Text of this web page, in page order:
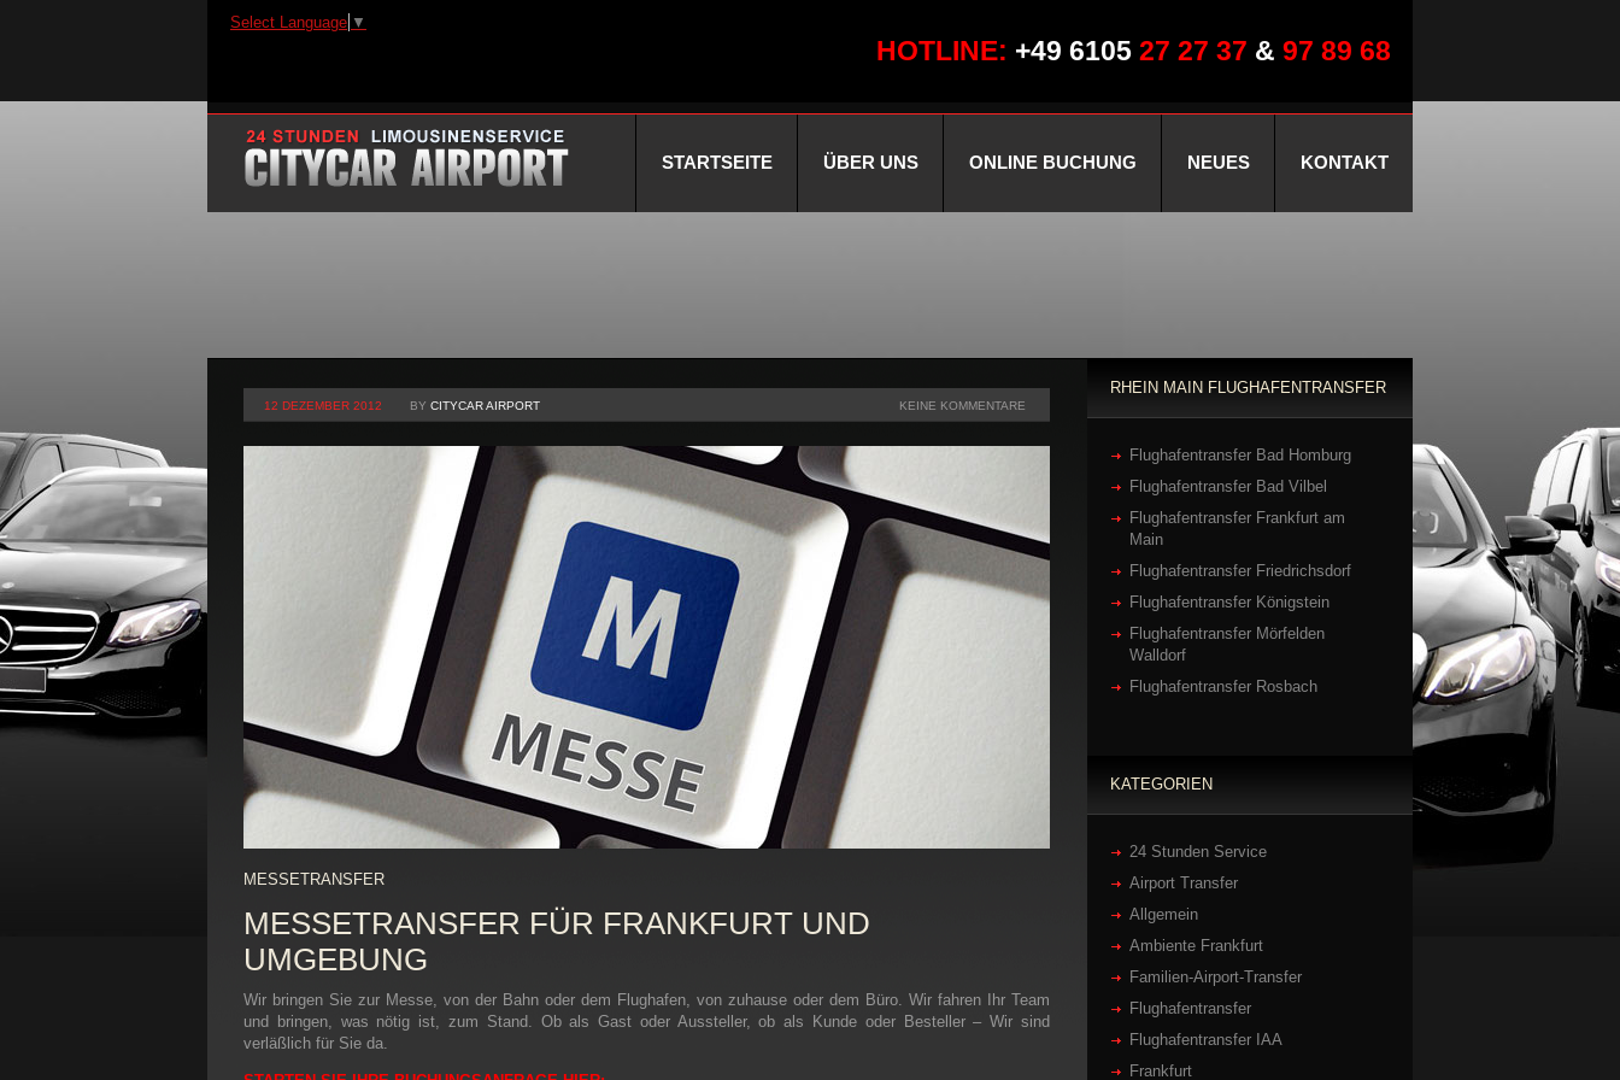
Select Language ▼
HOTLINE: +49 6105 27 27 37 & 97 89 68
STARTSEITE ÜBER UNS ONLINE BUCHUNG NEUES KONTAKT
12 DEZEMBER 2012 BY CITYCAR AIRPORT KEINE KOMMENTARE
MESSETRANSFER
MESSETRANSFER FÜR FRANKFURT UND
UMGEBUNG
Wir bringen Sie zur Messe, von der Bahn oder dem Flughafen, von zuhause oder dem Büro. Wir fahren Ihr Team
und bringen, was nötig ist, zum Stand. Ob als Gast oder Aussteller, ob als Kunde oder Besteller – Wir sind
verläßlich für Sie da.
RHEIN MAIN FLUGHAFENTRANSFER
Flughafentransfer Bad Homburg
Flughafentransfer Bad Vilbel
Flughafentransfer Frankfurt am
Main
Flughafentransfer Friedrichsdorf
Flughafentransfer Königstein
Flughafentransfer Mörfelden
Walldorf
Flughafentransfer Rosbach
KATEGORIEN
24 Stunden Service
Airport Transfer
Allgemein
Ambiente Frankfurt
Familien-Airport-Transfer
Flughafentransfer
Flughafentransfer IAA
Frankfurt